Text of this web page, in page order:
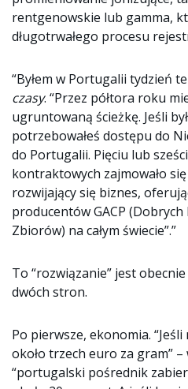
rentgenowskie lub gamma,
długotrwałego procesu
“Byłem w Portugalii tydzień
czasy. “Przez półtora roku
ugruntowaną ścieżkę. Jeśli
potrzebowałeś dostępu do
do Portugalii. Pięciu lub
kontraktowych zajmowało
rozwijający się biznes,
producentów GACP
Zbiorów) na całym świecie”.”
To “rozwiązanie” jest
dwóch stron.
Po pierwsze, ekonomia.
około trzech euro za gram” –
“portugalski pośrednik